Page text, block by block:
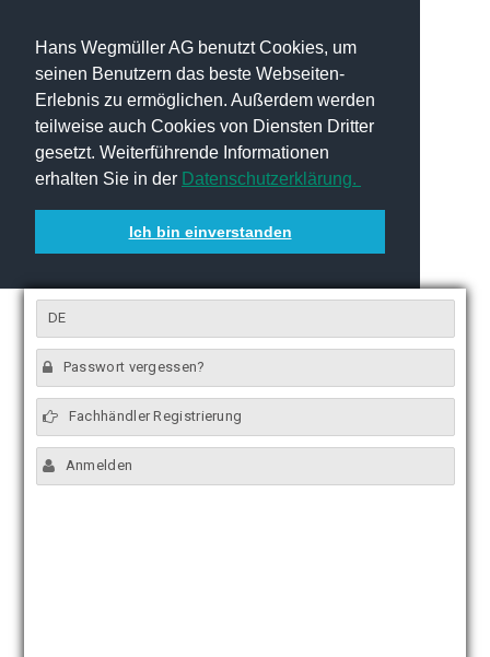
Hans Wegmüller AG benutzt Cookies, um
seinen Benutzern das beste Webseiten-
Erlebnis zu ermöglichen. Außerdem werden
teilweise auch Cookies von Diensten Dritter
gesetzt. Weiterführende Informationen
erhalten Sie in der Datenschutzerklärung.
Ich bin einverstanden
DE
Passwort vergessen?
Fachhändler Registrierung
Anmelden